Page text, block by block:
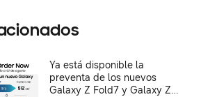
Ya está disponible la
preventa de los nuevos
Galaxy Z Fold7 y Galaxy Z